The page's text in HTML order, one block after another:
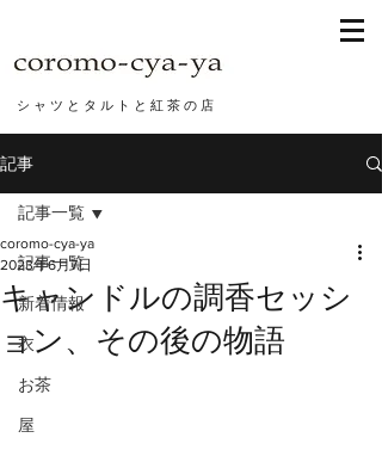
シ ャ ツ と タ ル ト と 紅 茶 の 店
記事
記事一覧
新着情報
衣
お茶
屋
記事一覧
キャンドルの調香セッシ
ョン、その後の物語
coromo-cya-ya
2023年6月7日